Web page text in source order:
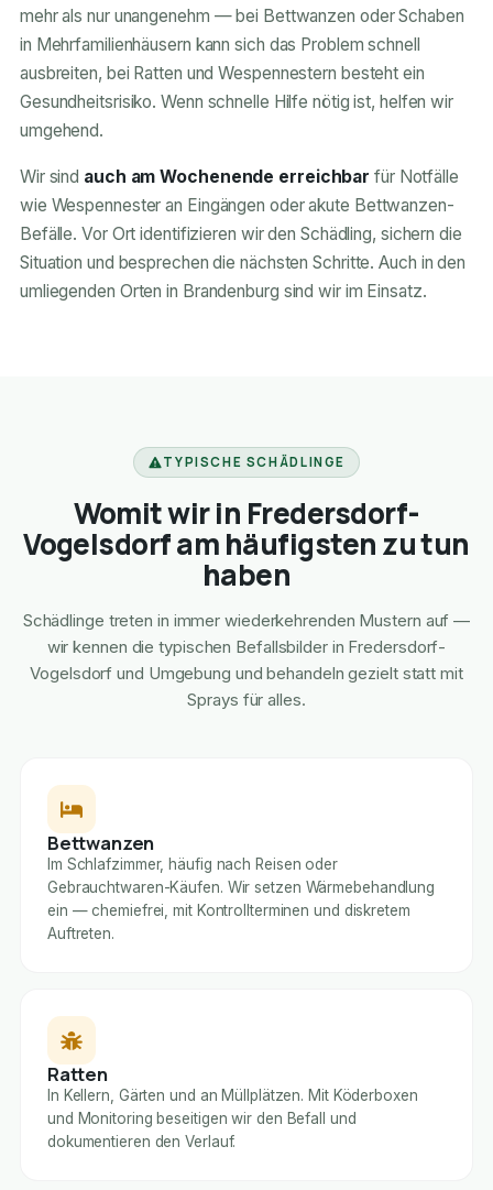
mehr als nur unangenehm — bei Bettwanzen oder Schaben
in Mehrfamilienhäusern kann sich das Problem schnell
ausbreiten, bei Ratten und Wespennestern besteht ein
Gesundheitsrisiko. Wenn schnelle Hilfe nötig ist, helfen wir
umgehend.
Wir sind auch am Wochenende erreichbar für Notfälle
wie Wespennester an Eingängen oder akute Bettwanzen-
Befälle. Vor Ort identifizieren wir den Schädling, sichern die
Situation und besprechen die nächsten Schritte. Auch in den
umliegenden Orten in Brandenburg sind wir im Einsatz.
TYPISCHE SCHÄDLINGE
Womit wir in Fredersdorf-
Vogelsdorf am häufigsten zu tun
haben
Schädlinge treten in immer wiederkehrenden Mustern auf —
wir kennen die typischen Befallsbilder in Fredersdorf-
Vogelsdorf und Umgebung und behandeln gezielt statt mit
Sprays für alles.
Bettwanzen
Im Schlafzimmer, häufig nach Reisen oder
Gebrauchtwaren-Käufen. Wir setzen Wärmebehandlung
ein — chemiefrei, mit Kontrollterminen und diskretem
Auftreten.
Ratten
In Kellern, Gärten und an Müllplätzen. Mit Köderboxen
und Monitoring beseitigen wir den Befall und
dokumentieren den Verlauf.